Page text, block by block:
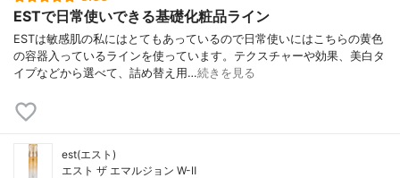
ESTで日常使いできる基礎化粧品ライン
ESTは敏感肌の私にはとてもあっているので日常使いにはこちらの黄色
の容器入っているラインを使っています。テクスチャーや効果、美白タ
イプなどから選べて、詰め替え用…続きを見る
est(エスト)
エスト ザ エマルジョン W-Ⅱ